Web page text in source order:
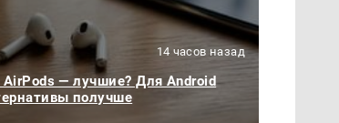
14 часов назад
— лучшие? Для Android
получше